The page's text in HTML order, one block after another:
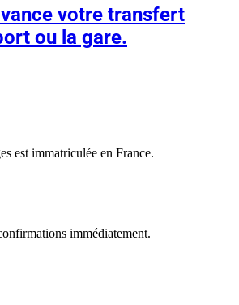
votre transfert
ou la gare.
est immatriculée en France.
immédiatement.